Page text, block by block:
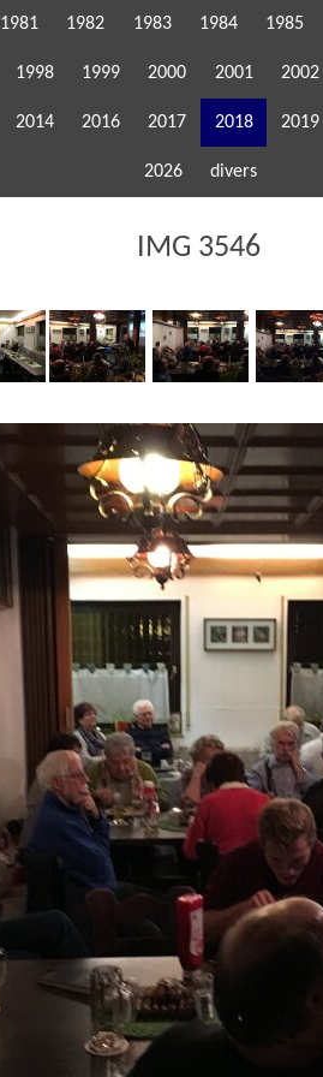
1981 1982 1983 1984 1985
1998 1999 2000 2001 2002
2014 2016 2017 2018 2019
2026 divers
IMG 3546